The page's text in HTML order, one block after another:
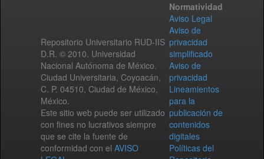
Repositorio Universitario RUD-IIS
D.R. © 2010. Universidad
Nacional Autónoma de México.
Ciudad Universitaria, Coyoacán,
C. P. 04510, Ciudad de México,
México.
Este sitio web puede ser utilizado
con fines no lucrativos siempre
que se cite la fuente de
conformidad con el AVISO
Normatividad
Aviso Legal
Aviso de
privacidad
simplificado
Aviso de
privacidad
Lineamientos
para la
publicación de
contenidos
digitales
Políticas del